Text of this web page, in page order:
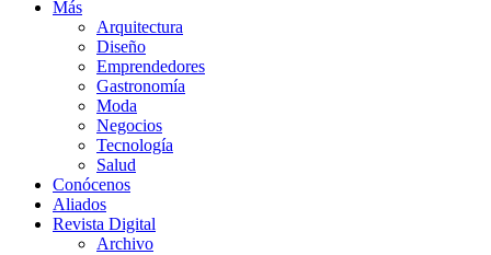
Más
Arquitectura
Diseño
Emprendedores
Gastronomía
Moda
Negocios
Tecnología
Salud
Conócenos
Aliados
Revista Digital
Archivo